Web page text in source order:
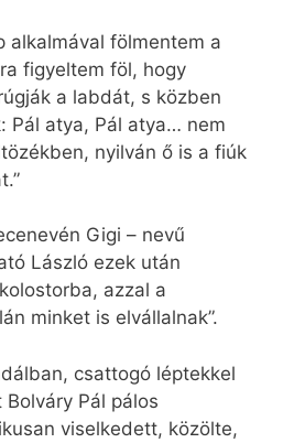
alkalmával fölmentem a
figyeltem föl, hogy
a labdát, s közben
Pál atya, Pál atya… nem
nyilván ő is a fiúk
Gigi – nevű
László ezek után
azzal a
minket is elvállalnak”.
csattogó léptekkel
Pál pálos
viselkedett, közölte,